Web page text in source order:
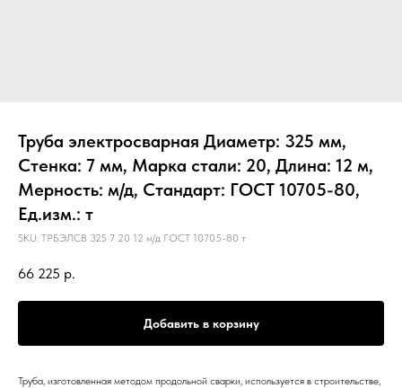
Труба электросварная Диаметр: 325 мм,
Стенка: 7 мм, Марка стали: 20, Длина: 12 м,
Мерность: м/д, Стандарт: ГОСТ 10705-80,
Ед.изм.: т
SKU: ТРБЭЛСВ 325 7 20 12 м/д ГОСТ 10705-80 т
66 225 р.
Добавить в корзину
Труба, изготовленная методом продольной сварки, используется в строительстве,